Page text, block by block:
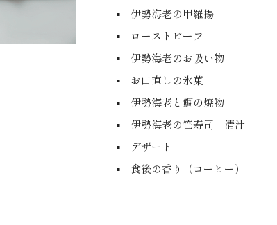
▪ 伊勢海老の甲羅揚
▪ ローストビーフ
▪ 伊勢海老のお吸い物
▪ お口直しの氷菓
▪ 伊勢海老と鯛の焼物
▪ 伊勢海老の笹寿司 清汁
▪ デザート
▪ 食後の香り（コーヒー）